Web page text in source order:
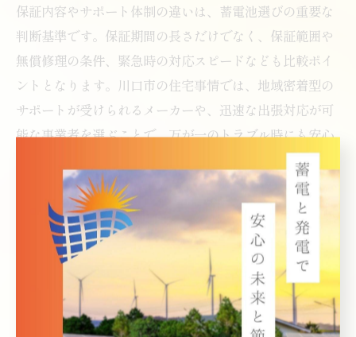
保証内容やサポート体制の違いは、蓄電池選びの重要な
判断基準です。保証期間の長さだけでなく、保証範囲や
無償修理の条件、緊急時の対応スピードなども比較ポイ
ントとなります。川口市の住宅事情では、地域密着型の
サポートが受けられるメーカーや、迅速な出張対応が可
能な事業者を選ぶことで、万が一のトラブル時にも安心
です。リスクを最小限に抑えるため、契約前に細かい条
件まで確認し、不明点は必ず質問しましょう。
将来のライフスタイル変化を見据えた蓄電池選定
将来的な家族構成の変化や生活パターンの変動を想定し
て蓄電池を選ぶことが、後悔しないポイントです。例え
ば、子どもの独立や親との同居、在宅ワークの増加など